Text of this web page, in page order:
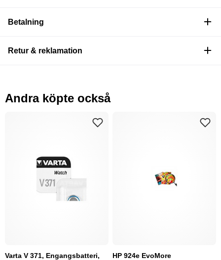
Betalning
Retur & reklamation
Andra köpte också
Varta V 371, Engangsbatteri,
HP 924e EvoMore